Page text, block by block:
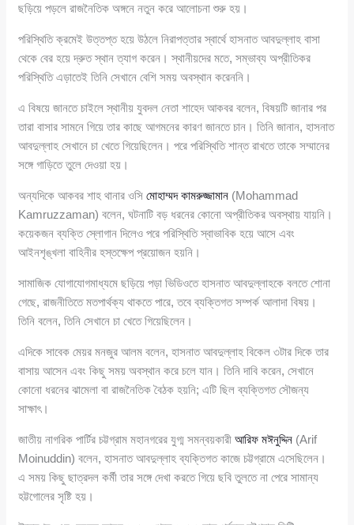
ছড়িয়ে পড়লে রাজনৈতিক অঙ্গনে নতুন করে আলোচনা শুরু হয়।
পরিস্থিতি ক্রমেই উত্তপ্ত হয়ে উঠলে নিরাপত্তার স্বার্থে হাসনাত আবদুল্লাহ বাসা
থেকে বের হয়ে দ্রুত স্থান ত্যাগ করেন। স্থানীয়দের মতে, সম্ভাব্য অপ্রীতিকর
পরিস্থিতি এড়াতেই তিনি সেখানে বেশি সময় অবস্থান করেননি।
এ বিষয়ে জানতে চাইলে স্থানীয় যুবদল নেতা শাহেদ আকবর বলেন, বিষয়টি জানার পর
তারা বাসার সামনে গিয়ে তার কাছে আগমনের কারণ জানতে চান। তিনি জানান, হাসনাত
আবদুল্লাহ সেখানে চা খেতে গিয়েছিলেন। পরে পরিস্থিতি শান্ত রাখতে তাকে সম্মানের
সঙ্গে গাড়িতে তুলে দেওয়া হয়।
অন্যদিকে আকবর শাহ থানার ওসিমোহাম্মদ কামরুজ্জামান (Mohammad
Kamruzzaman) বলেন, ঘটনাটি বড় ধরনের কোনো অপ্রীতিকর অবস্থায় যায়নি।
কয়েকজন ব্যক্তি স্লোগান দিলেও পরে পরিস্থিতি স্বাভাবিক হয়ে আসে এবং
আইনশৃঙ্খলা বাহিনীর হস্তক্ষেপ প্রয়োজন হয়নি।
সামাজিক যোগাযোগমাধ্যমে ছড়িয়ে পড়া ভিডিওতে হাসনাত আবদুল্লাহকে বলতে শোনা
গেছে, রাজনীতিতে মতপার্থক্য থাকতে পারে, তবে ব্যক্তিগত সম্পর্ক আলাদা বিষয়।
তিনি বলেন, তিনি সেখানে চা খেতে গিয়েছিলেন।
এদিকে সাবেক মেয়র মনজুর আলম বলেন, হাসনাত আবদুল্লাহ বিকেল ৩টার দিকে তার
বাসায় আসেন এবং কিছু সময় অবস্থান করে চলে যান। তিনি দাবি করেন, সেখানে
কোনো ধরনের ঝামেলা বা রাজনৈতিক বৈঠক হয়নি; এটি ছিল ব্যক্তিগত সৌজন্য
সাক্ষাৎ।
জাতীয় নাগরিক পার্টির চট্টগ্রাম মহানগরের যুগ্ম সমন্বয়কারীআরিফ মঈনুদ্দিন (Arif
Moinuddin) বলেন, হাসনাত আবদুল্লাহ ব্যক্তিগত কাজে চট্টগ্রামে এসেছিলেন।
এ সময় কিছু ছাত্রদল কর্মী তার সঙ্গে দেখা করতে গিয়ে ছবি তুলতে না পেরে সামান্য
হট্টগোলের সৃষ্টি হয়।